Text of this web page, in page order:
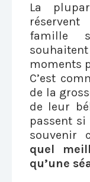
La
famille
moments
C’est
de la
de leur
passent si
souvenir
quel
qu’une